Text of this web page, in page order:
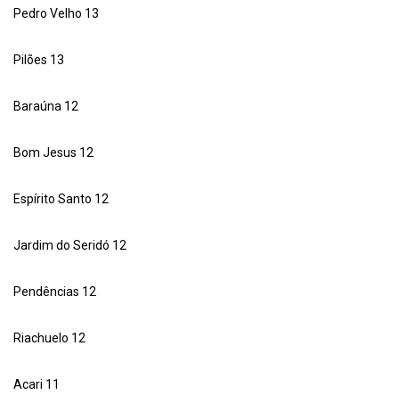
Pedro Velho 13
Pilões 13
Baraúna 12
Bom Jesus 12
Espírito Santo 12
Jardim do Seridó 12
Pendências 12
Riachuelo 12
Acari 11